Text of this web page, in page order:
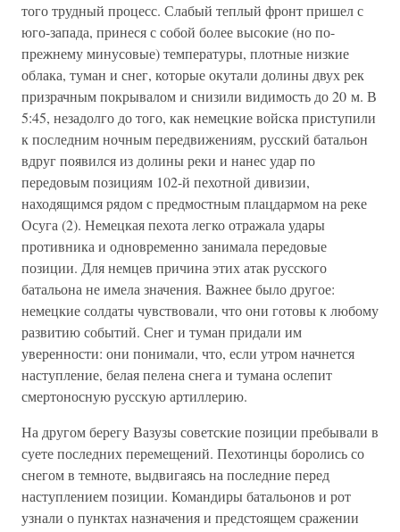
того трудный процесс. Слабый теплый фронт пришел с
юго-запада, принеся с собой более высокие (но по-
прежнему минусовые) температуры, плотные низкие
облака, туман и снег, которые окутали долины двух рек
призрачным покрывалом и снизили видимость до 20 м. В
5:45, незадолго до того, как немецкие войска приступили
к последним ночным передвижениям, русский батальон
вдруг появился из долины реки и нанес удар по
передовым позициям 102-й пехотной дивизии,
находящимся рядом с предмостным плацдармом на реке
Осуга (2). Немецкая пехота легко отражала удары
противника и одновременно занимала передовые
позиции. Для немцев причина этих атак русского
батальона не имела значения. Важнее было другое:
немецкие солдаты чувствовали, что они готовы к любому
развитию событий. Снег и туман придали им
уверенности: они понимали, что, если утром начнется
наступление, белая пелена снега и тумана ослепит
смертоносную русскую артиллерию.
На другом берегу Вазузы советские позиции пребывали в
суете последних перемещений. Пехотинцы боролись со
снегом в темноте, выдвигаясь на последние перед
наступлением позиции. Командиры батальонов и рот
узнали о пунктах назначения и предстоящем сражении